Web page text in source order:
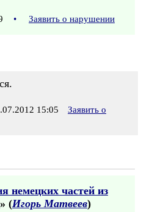
• Заявить о нарушении
15:05
Заявить о
немецких частей из
» (Игорь Матвеев)